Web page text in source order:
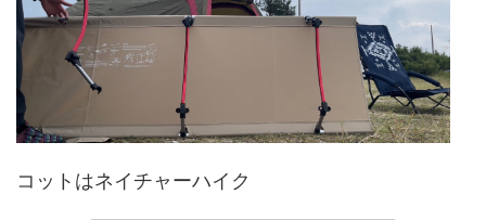
コットはネイチャーハイク